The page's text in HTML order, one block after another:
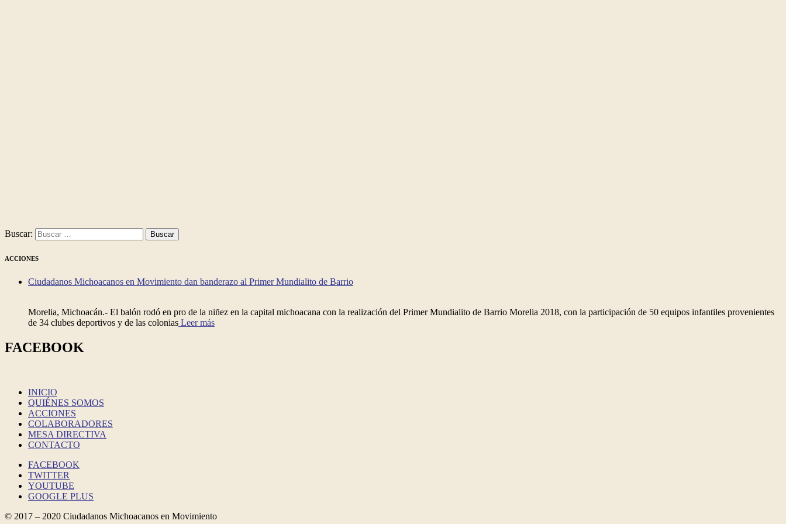
Buscar:
ACCIONES
Ciudadanos Michoacanos en Movimiento dan banderazo al Primer Mundialito de Barrio
Morelia, Michoacán.- El balón rodó en pro de la niñez en la capital michoacana con la realización del Primer Mundialito de Barrio Morelia 2018, con la participación de 50 equipos infantiles provenientes
de 34 clubes deportivos y de las colonias Leer más
FACEBOOK
INICIO
QUIÉNES SOMOS
ACCIONES
COLABORADORES
MESA DIRECTIVA
CONTACTO
FACEBOOK
TWITTER
YOUTUBE
GOOGLE PLUS
© 2017 – 2020 Ciudadanos Michoacanos en Movimiento